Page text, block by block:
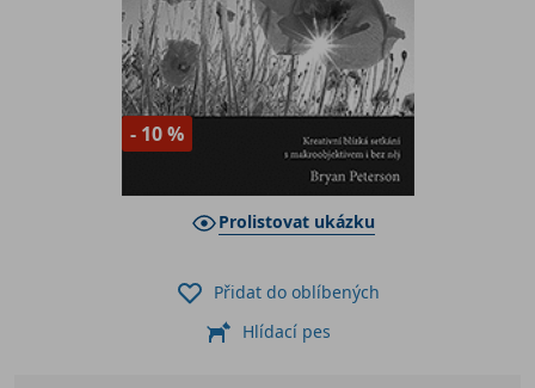
- 10 %
Prolistovat ukázku
Přidat do oblíbených
Hlídací pes